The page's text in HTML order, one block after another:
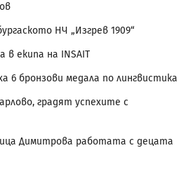
НЧ „Изгрев 1909“
в екипа на INSAIT
6 бронзови медала по лингвистика
градят успехите с
Димитрова работата с децата